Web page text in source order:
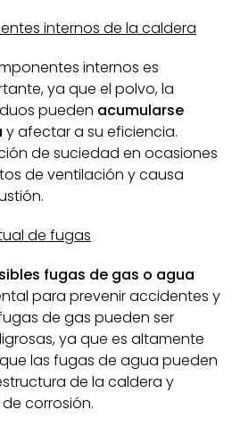
internos de la caldera
internos es
ya que el polvo, la
pueden acumularse
y afectar a su eficiencia.
de suciedad en ocasiones
de ventilación y causa
de fugas
fugas de gas o agua
para prevenir accidentes y
de gas pueden ser
ya que es altamente
las fugas de agua pueden
de la caldera y
corrosión.